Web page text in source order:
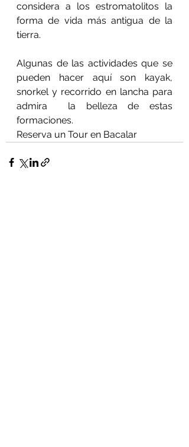
considera a los estromatolitos la
forma de vida más antigua de la
tierra.
Algunas de las actividades que se
pueden hacer aquí son kayak,
snorkel y recorrido en lancha para
admira  la belleza de estas
formaciones.
Reserva un Tour en Bacalar